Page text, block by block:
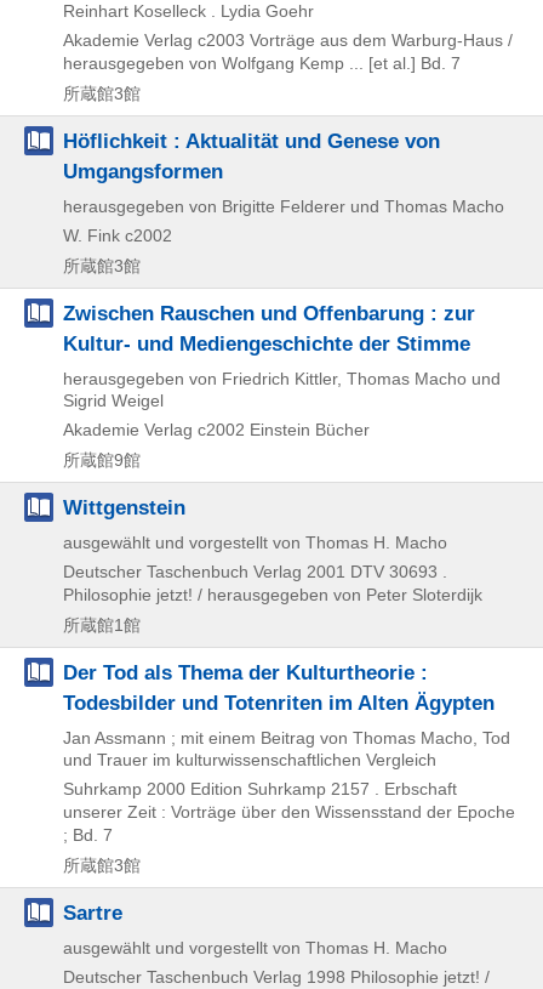
Reinhart Koselleck . Lydia Goehr
Akademie Verlag c2003 Vorträge aus dem Warburg-Haus /
herausgegeben von Wolfgang Kemp ... [et al.] Bd. 7
所蔵館3館
Höflichkeit : Aktualität und Genese von
Umgangsformen
herausgegeben von Brigitte Felderer und Thomas Macho
W. Fink c2002
所蔵館3館
Zwischen Rauschen und Offenbarung : zur
Kultur- und Mediengeschichte der Stimme
herausgegeben von Friedrich Kittler, Thomas Macho und
Sigrid Weigel
Akademie Verlag c2002 Einstein Bücher
所蔵館9館
Wittgenstein
ausgewählt und vorgestellt von Thomas H. Macho
Deutscher Taschenbuch Verlag 2001 DTV 30693 .
Philosophie jetzt! / herausgegeben von Peter Sloterdijk
所蔵館1館
Der Tod als Thema der Kulturtheorie :
Todesbilder und Totenriten im Alten Ägypten
Jan Assmann ; mit einem Beitrag von Thomas Macho, Tod
und Trauer im kulturwissenschaftlichen Vergleich
Suhrkamp 2000 Edition Suhrkamp 2157 . Erbschaft
unserer Zeit : Vorträge über den Wissensstand der Epoche
; Bd. 7
所蔵館3館
Sartre
ausgewählt und vorgestellt von Thomas H. Macho
Deutscher Taschenbuch Verlag 1998 Philosophie jetzt! /